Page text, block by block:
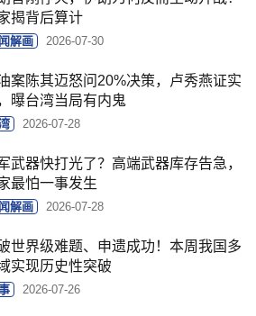
揭背后算计
解画 2026-07-30
案陈其迈怒问20%决策，卢秀燕证实
曝台湾当局有内鬼
2026-07-28
武器快打光了？高端武器库存告急，
最怕一事发生
解画 2026-07-28
世界级难题、申遗成功！本周我国多
实现历史性突破
2026-07-26